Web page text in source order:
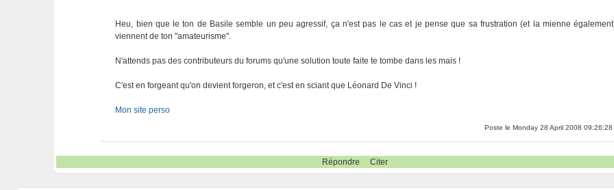
Heu, bien que le ton de Basile semble un peu agressif, ça n'est pas le cas et je pense que sa frustration (et la mienne
viennent de ton "amateurisme".
N'attends pas des contributeurs du forums qu'une solution toute faite te tombe dans les mais !
C'est en forgeant qu'on devient forgeron, et c'est en sciant que Léonard De Vinci !
Mon site perso
Poste le Monday 28 April 2008 09:26:28
Répondre Citer